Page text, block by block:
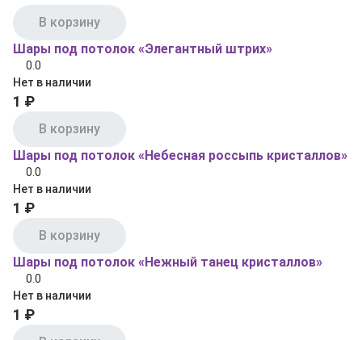
В корзину
Шары под потолок «Элегантный штрих»
0.0
Нет в наличии
1 ₽
В корзину
Шары под потолок «Небесная россыпь кристаллов»
0.0
Нет в наличии
1 ₽
В корзину
Шары под потолок «Нежный танец кристаллов»
0.0
Нет в наличии
1 ₽